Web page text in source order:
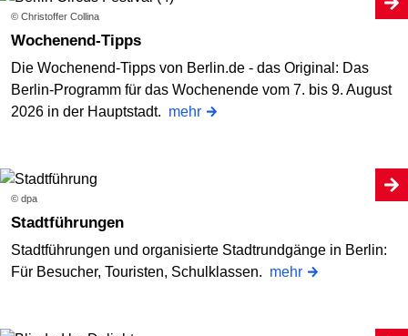
© Christoffer Collina
Wochenend-Tipps
Die Wochenend-Tipps von Berlin.de - das Original: Das
Berlin-Programm für das Wochenende vom 7. bis 9. August
2026 in der Hauptstadt. mehr
© dpa
Stadtführungen
Stadtführungen und organisierte Stadtrundgänge in Berlin:
Für Besucher, Touristen, Schulklassen. mehr